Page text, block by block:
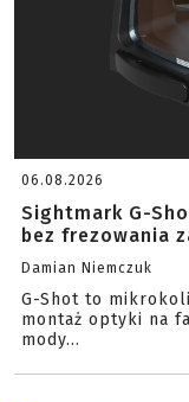
06.08.2026
Sightmark G-
bez frezowania
Damian Niemczuk
G-Shot to
montaż optyki na
mody...